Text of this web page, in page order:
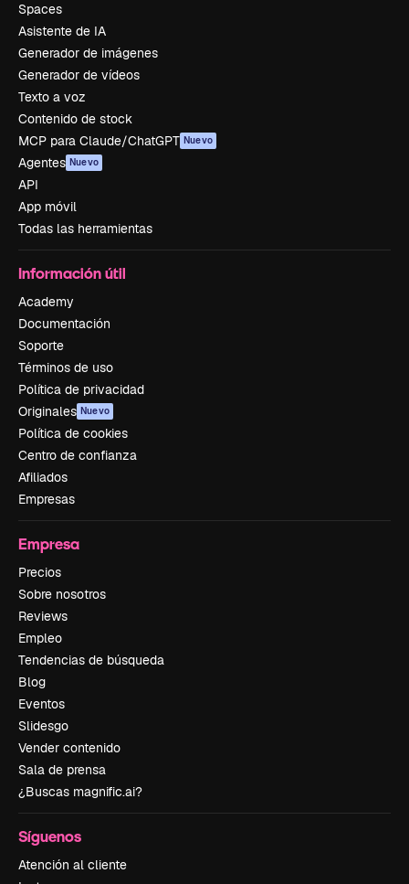
Spaces
Asistente de IA
Generador de imágenes
Generador de vídeos
Texto a voz
Contenido de stock
MCP para Claude/ChatGPT Nuevo
Agentes Nuevo
API
App móvil
Todas las herramientas
Información útil
Academy
Documentación
Soporte
Términos de uso
Política de privacidad
Originales Nuevo
Política de cookies
Centro de confianza
Afiliados
Empresas
Empresa
Precios
Sobre nosotros
Reviews
Empleo
Tendencias de búsqueda
Blog
Eventos
Slidesgo
Vender contenido
Sala de prensa
¿Buscas magnific.ai?
Síguenos
Atención al cliente